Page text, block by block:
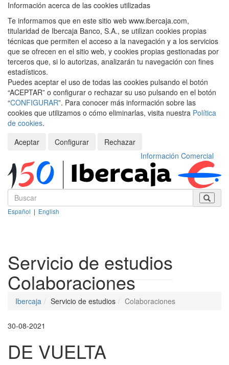
Información acerca de las cookies utilizadas
Te informamos que en este sitio web www.ibercaja.com,
titularidad de Ibercaja Banco, S.A., se utilizan cookies propias
técnicas que permiten el acceso a la navegación y a los servicios
que se ofrecen en el sitio web, y cookies propias gestionadas por
terceros que, si lo autorizas, analizarán tu navegación con fines
estadísticos.
Puedes aceptar el uso de todas las cookies pulsando el botón
“ACEPTAR” o configurar o rechazar su uso pulsando en el botón
“CONFIGURAR”. Para conocer más información sobre las
cookies que utilizamos o cómo eliminarlas, visita nuestra Política
de cookies.
Aceptar
Configurar
Rechazar
Información Comercial
Español | English
Servicio de estudios
Colaboraciones
Ibercaja Servicio de estudios Colaboraciones
30-08-2021
DE VUELTA